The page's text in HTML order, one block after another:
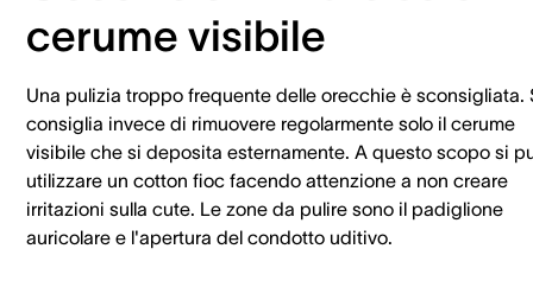
cerume visibile
Una pulizia troppo frequente delle orecchie è sconsigliata.
consiglia invece di rimuovere regolarmente solo il cerume
visibile che si deposita esternamente. A questo scopo si
utilizzare un cotton fioc facendo attenzione a non creare
irritazioni sulla cute. Le zone da pulire sono il padiglione
auricolare e l'apertura del condotto uditivo.